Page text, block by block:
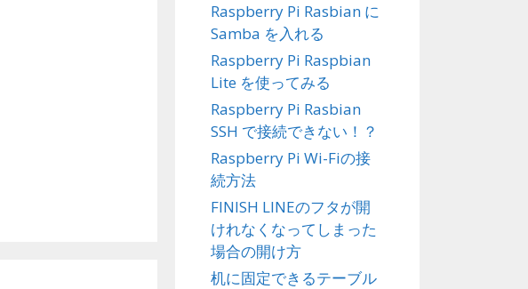
Raspberry Pi Rasbian に
Samba を入れる
Raspberry Pi Raspbian
Lite を使ってみる
Raspberry Pi Rasbian
SSH で接続できない！？
Raspberry Pi Wi-Fiの接
続方法
FINISH LINEのフタが開
けれなくなってしまった
場合の開け方
机に固定できるテーブル